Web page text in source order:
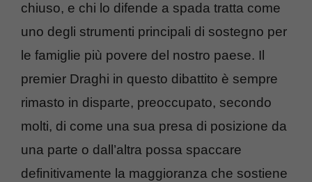
chiuso, e chi lo difende a spada tratta come
uno degli strumenti principali di sostegno per
le famiglie più povere del nostro paese. Il
premier Draghi in questo dibattito è sempre
rimasto in disparte, preoccupato, secondo
molti, di come una sua presa di posizione da
una parte o dall’altra possa spaccare
definitivamente la maggioranza che sostiene